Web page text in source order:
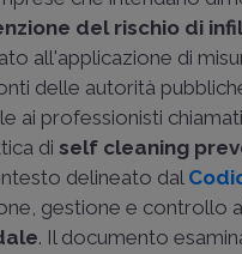
del rischio di
all'applicazione di
delle autorità
ai professionisti
di self cleaning
delineato dal
gestione e controllo
. Il documento